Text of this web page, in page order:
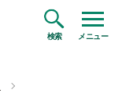
検索 メニュー